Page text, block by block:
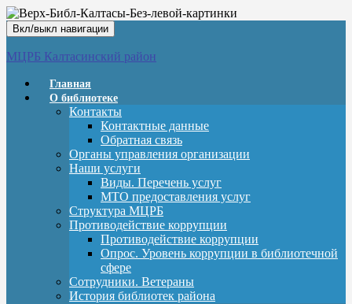
Вкл/выкл навигации
МЦРБ Калтасинский район
Главная
О библиотеке
Контакты
Контактные данные
Обратная связь
Органы управления организации
Наши услуги
Виды. Перечень услуг
МТО предоставления услуг
Структура МЦРБ
Противодействие коррупции
Противодействие коррупции
Опрос. Уровень коррупции в библиотечной
сфере
Сотрудники. Ветераны
История библиотек района